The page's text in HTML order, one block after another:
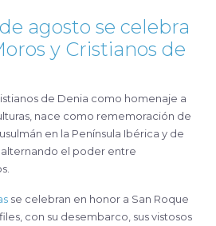
agosto se celebra
y Cristianos de
nace como rememoración de
en la Península Ibérica y de
el poder entre
se celebran en honor a San Roque
con su desembarco, sus vistosos